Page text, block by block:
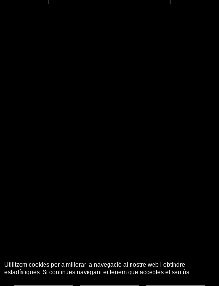
Utilitzem cookies per a millorar la navegació al nostre web i obtindre
estadístiques. Si continues navegant entenem que acceptes el seu ús.